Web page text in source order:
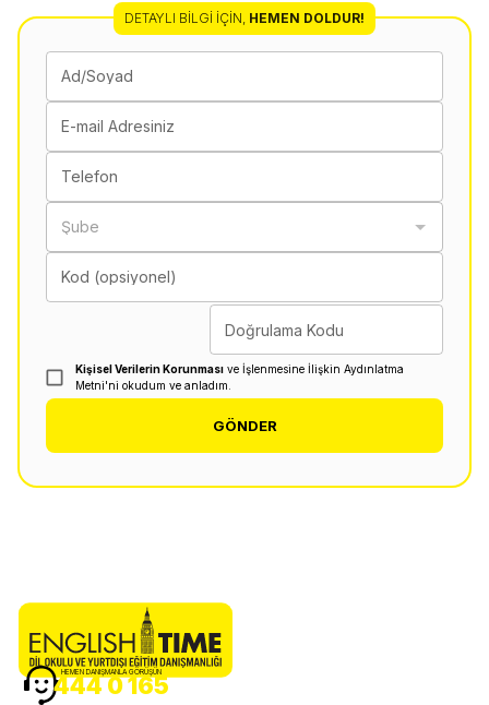
DETAYLI BILGI İÇIN, HEMEN DOLDUR!
Ad/Soyad
E-mail Adresiniz
Telefon
Şube
Kod (opsiyonel)
Doğrulama Kodu
Kişisel Verilerin Korunması ve İşlenmesine İlişkin Aydınlatma
Metni'ni okudum ve anladım.
GÖNDER
HEMEN DANIŞMANLA GÖRÜŞÜN
444 0 165